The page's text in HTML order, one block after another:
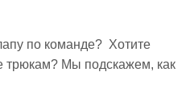
по команде? Хотите
трюкам? Мы подскажем, как